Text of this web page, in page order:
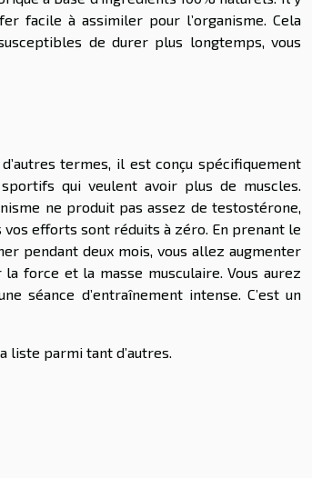
facile à assimiler pour l’organisme. Cela
de durer plus longtemps, vous
termes, il est conçu spécifiquement
qui veulent avoir plus de muscles.
ne produit pas assez de testostérone,
efforts sont réduits à zéro. En prenant le
pendant deux mois, vous allez augmenter
force et la masse musculaire. Vous aurez
séance d’entraînement intense. C’est un
parmi tant d’autres.